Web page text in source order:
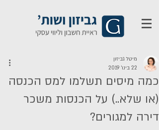
כמה מיסים תשלמו למס הכנסה
(או שלא..) על הכנסות משכר
דירה למגורים?
מיטל גביזון
22 בינו׳ 2019